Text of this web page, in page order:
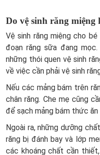
Do vệ sinh răng miệng
Vệ sinh răng miệng cho
đoạn răng sữa đang
những thói quen vệ sinh
về việc cần phải vệ sinh
Nếu các mảng bám trên
chân răng. Che mẹ cũng
để sạch mảng bám thức
Ngoài ra, những dưỡng
răng bị đánh bay và lớp
các khoáng chất cần